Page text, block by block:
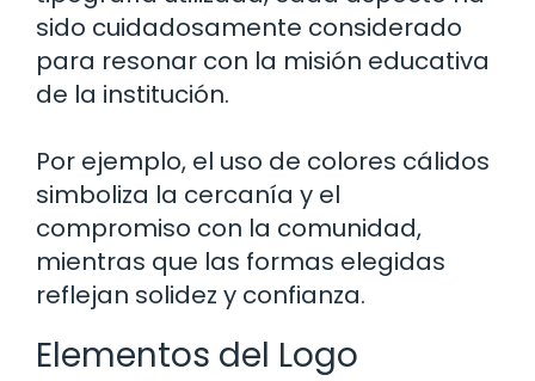
sido cuidadosamente considerado
para resonar con la misión educativa
de la institución.
Por ejemplo, el uso de colores cálidos
simboliza la cercanía y el
compromiso con la comunidad,
mientras que las formas elegidas
reflejan solidez y confianza.
Elementos del Logo